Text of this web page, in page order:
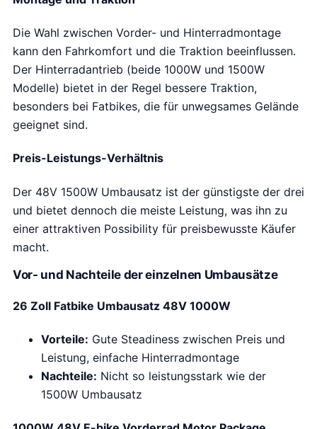
Die Wahl zwischen Vorder- und Hinterradmontage
kann den Fahrkomfort und die Traktion beeinflussen.
Der Hinterradantrieb (beide 1000W und 1500W
Modelle) bietet in der Regel bessere Traktion,
besonders bei Fatbikes, die für unwegsames Gelände
geeignet sind.
Preis-Leistungs-Verhältnis
Der 48V 1500W Umbausatz ist der günstigste der drei
und bietet dennoch die meiste Leistung, was ihn zu
einer attraktiven Possibility für preisbewusste Käufer
macht.
Vor- und Nachteile der einzelnen Umbausätze
26 Zoll Fatbike Umbausatz 48V 1000W
Vorteile: Gute Steadiness zwischen Preis und
Leistung, einfache Hinterradmontage
Nachteile: Nicht so leistungsstark wie der
1500W Umbausatz